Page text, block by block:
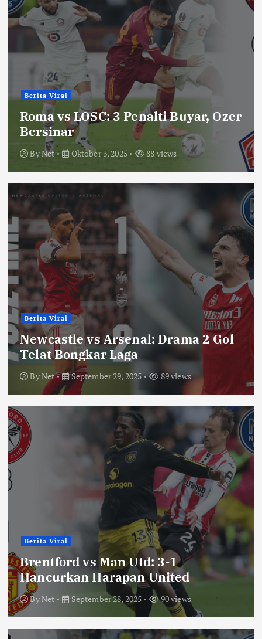
Berita Viral
Roma vs LOSC: 3 Penalti Buyar, Ozer
Bersinar
ByNet Oktober 3, 2025 88 views
Berita Viral
Newcastle vs Arsenal: Drama 2 Gol
Telat Bongkar Laga
ByNet September 29, 2025 89 views
Berita Viral
Brentford vs Man Utd: 3-1
Hancurkan Harapan United
ByNet September 28, 2025 90 views